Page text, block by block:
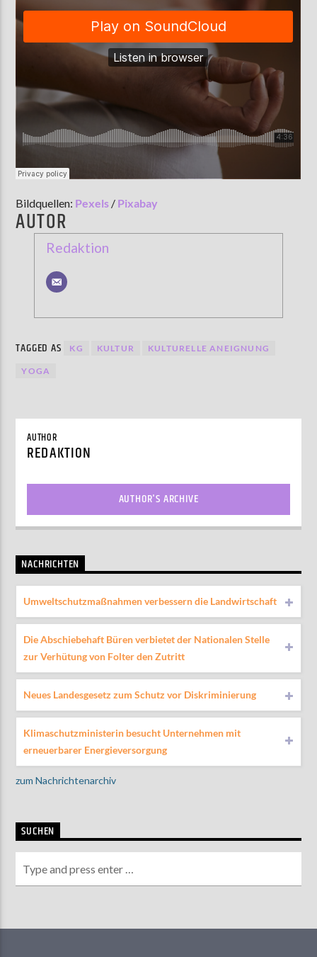
Bildquellen: Pexels / Pixabay
AUTOR
Redaktion
TAGGED AS KG KULTUR KULTURELLE ANEIGNUNG
YOGA
AUTHOR
REDAKTION
AUTHOR'S ARCHIVE
NACHRICHTEN
Umweltschutzmaßnahmen verbessern die Landwirtschaft
Die Abschiebehaft Büren verbietet der Nationalen Stelle
zur Verhütung von Folter den Zutritt
Neues Landesgesetz zum Schutz vor Diskriminierung
Klimaschutzministerin besucht Unternehmen mit
erneuerbarer Energieversorgung
zum Nachrichtenarchiv
SUCHEN